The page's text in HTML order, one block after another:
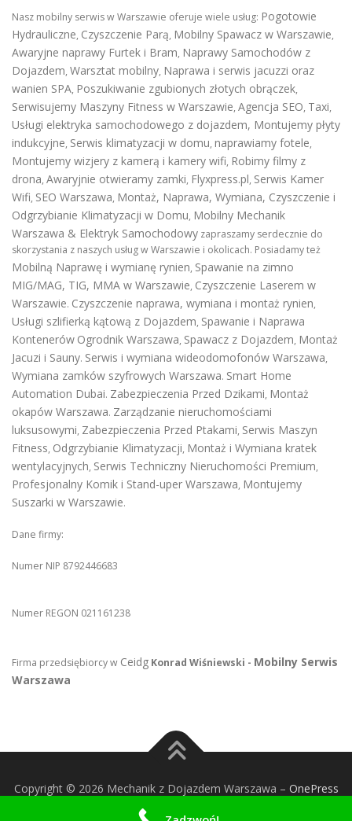
Nasz mobilny serwis w Warszawie oferuje wiele usług: Pogotowie
Hydrauliczne, Czyszczenie Parą, Mobilny Spawacz w Warszawie,
Awaryjne naprawy Furtek i Bram, Naprawy Samochodów z
Dojazdem, Warsztat mobilny, Naprawa i serwis jacuzzi oraz
wanien SPA, Poszukiwanie zgubionych złotych obrączek,
Serwisujemy Maszyny Fitness w Warszawie, Agencja SEO, Taxi,
Usługi elektryka samochodowego z dojazdem, Montujemy płyty
indukcyjne, Serwis klimatyzacji w domu, naprawiamy fotele,
Montujemy wizjery z kamerą i kamery wifi, Robimy filmy z
drona, Awaryjnie otwieramy zamki, Flyxpress.pl, Serwis Kamer
Wifi, SEO Warszawa, Montaż, Naprawa, Wymiana, Czyszczenie i
Odgrzybianie Klimatyzacji w Domu, Mobilny Mechanik
Warszawa & Elektryk Samochodowy zapraszamy serdecznie do
skorzystania z naszych usług w Warszawie i okolicach. Posiadamy też
Mobilną Naprawę i wymianę rynien, Spawanie na zimno
MIG/MAG, TIG, MMA w Warszawie, Czyszczenie Laserem w
Warszawie. Czyszczenie naprawa, wymiana i montaż rynien,
Usługi szlifierką kątową z Dojazdem, Spawanie i Naprawa
Kontenerów Ogrodnik Warszawa, Spawacz z Dojazdem, Montaż
Jacuzi i Sauny. Serwis i wymiana wideodomofonów Warszawa,
Wymiana zamków szyfrowych Warszawa. Smart Home
Automation Dubai. Zabezpieczenia Przed Dzikami, Montaż
okapów Warszawa. Zarządzanie nieruchomościami
luksusowymi, Zabezpieczenia Przed Ptakami, Serwis Maszyn
Fitness, Odgrzybianie Klimatyzacji, Montaż i Wymiana kratek
wentylacyjnych, Serwis Techniczny Nieruchomości Premium,
Profesjonalny Komik i Stand-uper Warszawa, Montujemy
Suszarki w Warszawie.
Dane firmy:
Numer NIP 8792446683
Numer REGON 021161238
Firma przedsiębiorcy w Ceidg Konrad Wiśniewski - Mobilny Serwis
Warszawa
Copyright © 2026 Mechanik z Dojazdem Warszawa – OnePress
theme by FameThemes